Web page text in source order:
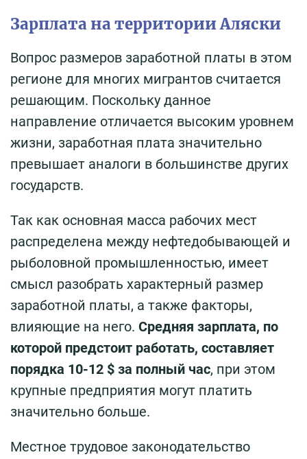
Зарплата на территории Аляски
Вопрос размеров заработной платы в этом
регионе для многих мигрантов считается
решающим. Поскольку данное
направление отличается высоким уровнем
жизни, заработная плата значительно
превышает аналоги в большинстве других
государств.
Так как основная масса рабочих мест
распределена между нефтедобывающей и
рыболовной промышленностью, имеет
смысл разобрать характерный размер
заработной платы, а также факторы,
влияющие на него. Средняя зарплата, по
которой предстоит работать, составляет
порядка 10-12 $ за полный час, при этом
крупные предприятия могут платить
значительно больше.
Местное трудовое законодательство